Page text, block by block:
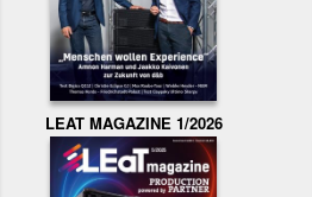
LEAT MAGAZINE 1/2026